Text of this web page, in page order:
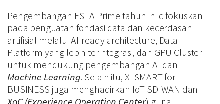
Pengembangan ESTA Prime tahun ini difokuskan
pada penguatan fondasi data dan kecerdasan
artifisial melalui AI-ready architecture, Data
Platform yang lebih terintegrasi, dan GPU Cluster
untuk mendukung pengembangan AI dan
Machine Learning. Selain itu, XLSMART for
BUSINESS juga menghadirkan IoT SD-WAN dan
XoC (Experience Operation Center) guna